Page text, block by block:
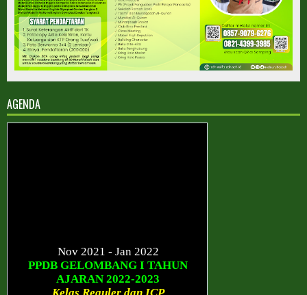
AGENDA
PPDB GELOMBANG I TAHUN
AJARAN 2022-2023
Kelas Reguler dan ICP